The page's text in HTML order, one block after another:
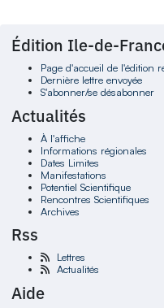
Édition Ile-de-
Page d'accueil de l'édition
Dernière lettre envoyée
S'abonner/se désabonner
Actualités
À l'affiche
Informations régionales
Dates Limites
Manifestations
Potentiel Scientifique
Rencontres Scientifiques
Archives
Rss
Lettres
Actualités
Aide